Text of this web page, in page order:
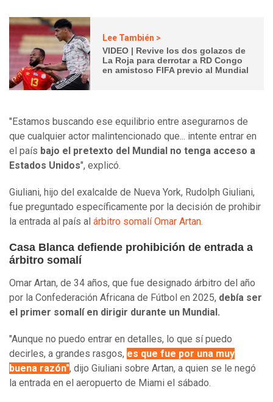
Lee También >
VIDEO | Revive los dos golazos de
La Roja para derrotar a RD Congo
en amistoso FIFA previo al Mundial
"Estamos buscando ese equilibrio entre asegurarnos de
que cualquier actor malintencionado que... intente entrar en
el país bajo el pretexto del Mundial no tenga acceso a
Estados Unidos", explicó.
Giuliani, hijo del exalcalde de Nueva York, Rudolph Giuliani,
fue preguntado específicamente por la decisión de prohibir
la entrada al país al árbitro somalí Omar Artan.
Casa Blanca defiende prohibición de entrada a
árbitro somalí
Omar Artan, de 34 años, que fue designado árbitro del año
por la Confederación Africana de Fútbol en 2025, debía ser
el primer somalí en dirigir durante un Mundial.
"Aunque no puedo entrar en detalles, lo que sí puedo
decirles, a grandes rasgos, es que fue por una muy
buena razón", dijo Giuliani sobre Artan, a quien se le negó
la entrada en el aeropuerto de Miami el sábado.